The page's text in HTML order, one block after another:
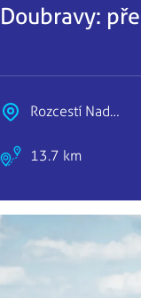
Doubravy:
Rozcestí Nad
13.7 km